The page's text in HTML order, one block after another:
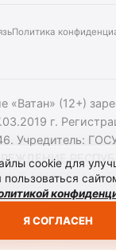
Политика
«Ватан» (12+)
г.
Учредитель:
"ДАГЕСТАН".
При
на
cookie для
Я СОГЛАСЕН